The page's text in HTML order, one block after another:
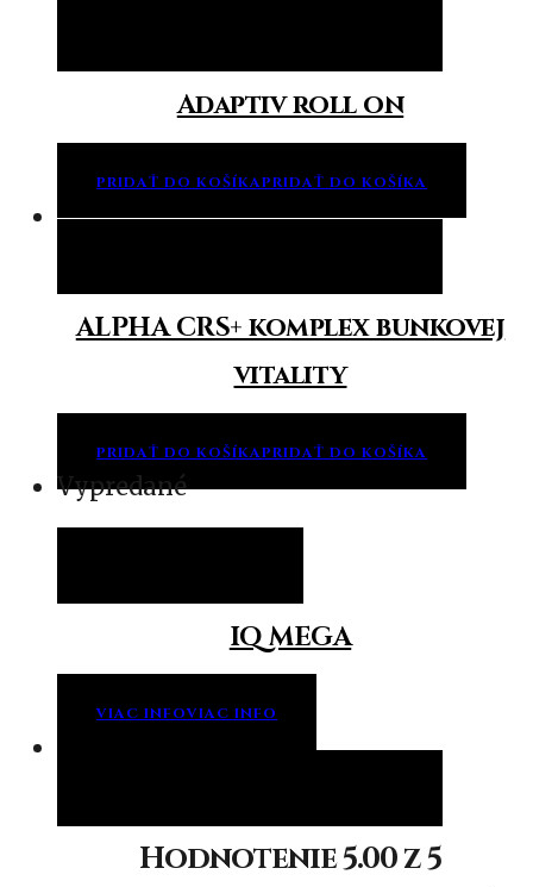
Adaptiv roll on
PRIDAŤ DO KOŠÍKAPRIDAŤ DO KOŠÍKA
ALPHA CRS+ komplex bunkovej
vitality
PRIDAŤ DO KOŠÍKAPRIDAŤ DO KOŠÍKA
Vypredané
IQ MEGA
VIAC INFOVIAC INFO
Hodnotenie5.00z 5